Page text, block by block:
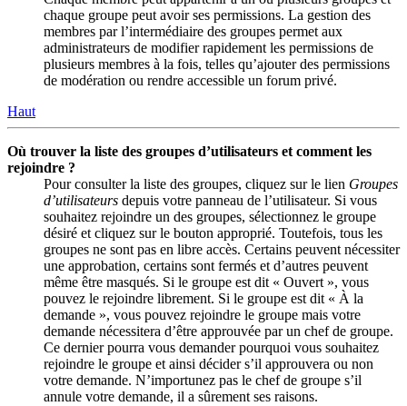
chaque groupe peut avoir ses permissions. La gestion des
membres par l’intermédiaire des groupes permet aux
administrateurs de modifier rapidement les permissions de
plusieurs membres à la fois, telles qu’ajouter des permissions
de modération ou rendre accessible un forum privé.
Haut
Où trouver la liste des groupes d’utilisateurs et comment les
rejoindre ?
Pour consulter la liste des groupes, cliquez sur le lien Groupes
d’utilisateurs depuis votre panneau de l’utilisateur. Si vous
souhaitez rejoindre un des groupes, sélectionnez le groupe
désiré et cliquez sur le bouton approprié. Toutefois, tous les
groupes ne sont pas en libre accès. Certains peuvent nécessiter
une approbation, certains sont fermés et d’autres peuvent
même être masqués. Si le groupe est dit « Ouvert », vous
pouvez le rejoindre librement. Si le groupe est dit « À la
demande », vous pouvez rejoindre le groupe mais votre
demande nécessitera d’être approuvée par un chef de groupe.
Ce dernier pourra vous demander pourquoi vous souhaitez
rejoindre le groupe et ainsi décider s’il approuvera ou non
votre demande. N’importunez pas le chef de groupe s’il
annule votre demande, il a sûrement ses raisons.